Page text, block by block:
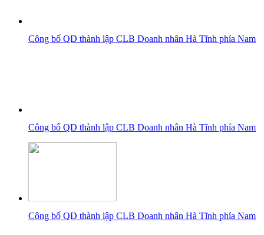
Công bố QD thành lập CLB Doanh nhân Hà Tĩnh phía Nam
Công bố QD thành lập CLB Doanh nhân Hà Tĩnh phía Nam
Công bố QD thành lập CLB Doanh nhân Hà Tĩnh phía Nam